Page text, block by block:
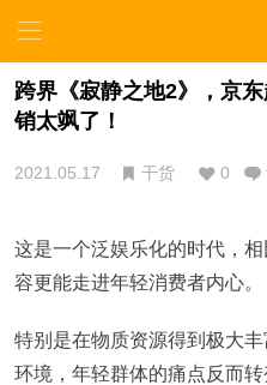
跨界《寂静之地2》，京
销太飒了！
2021.05.17 干货 0
这是一个泛娱乐化的时代，
容更能走进年轻消费者内心。
特别是在物质资源得到极大
环境，年轻群体的痛点反而转